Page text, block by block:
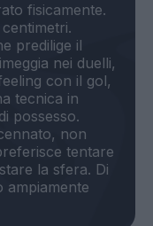
fisicamente.
predilige il
nei duelli,
con il gol,
tecnica in
possesso.
non
tentare
la sfera. Di
ampiamente